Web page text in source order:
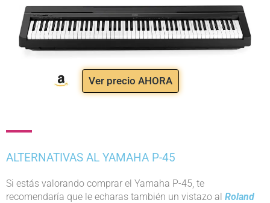
Ver precio AHORA
ALTERNATIVAS AL YAMAHA P-45
Si estás valorando comprar el Yamaha P-45, te
recomendaría que le echaras también un vistazo al Roland